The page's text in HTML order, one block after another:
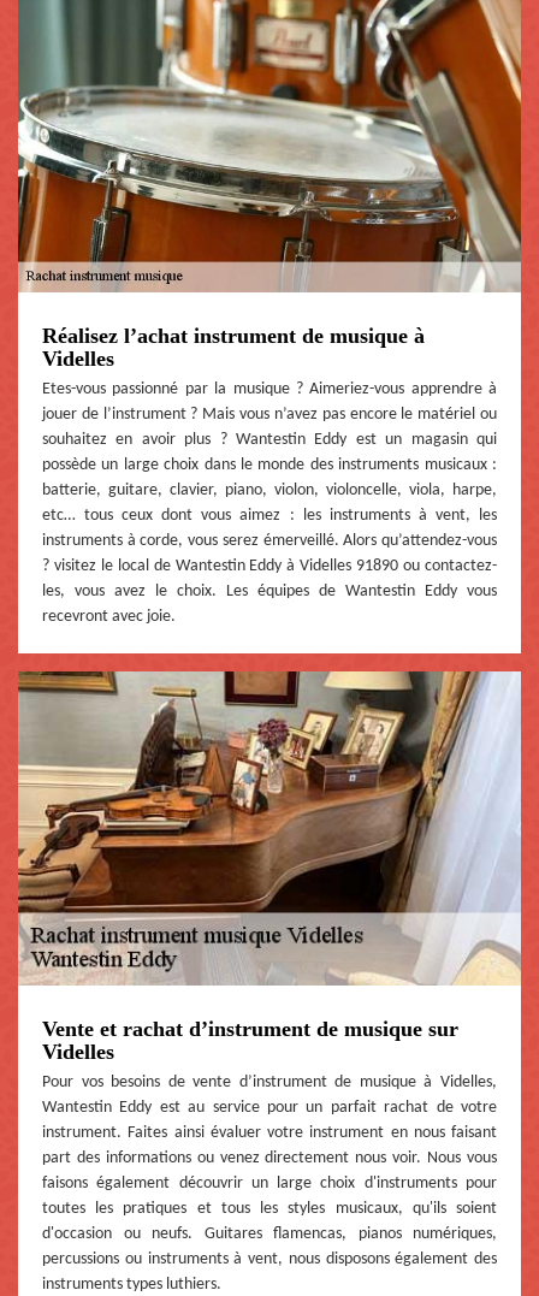
Réalisez l’achat instrument de musique à
Videlles
Etes-vous passionné par la musique ? Aimeriez-vous apprendre à
jouer de l’instrument ? Mais vous n’avez pas encore le matériel ou
souhaitez en avoir plus ? Wantestin Eddy est un magasin qui
possède un large choix dans le monde des instruments musicaux :
batterie, guitare, clavier, piano, violon, violoncelle, viola, harpe,
etc… tous ceux dont vous aimez : les instruments à vent, les
instruments à corde, vous serez émerveillé. Alors qu’attendez-vous
? visitez le local de Wantestin Eddy à Videlles 91890 ou contactez-
les, vous avez le choix. Les équipes de Wantestin Eddy vous
recevront avec joie.
Vente et rachat d’instrument de musique sur
Videlles
Pour vos besoins de vente d’instrument de musique à Videlles,
Wantestin Eddy est au service pour un parfait rachat de votre
instrument. Faites ainsi évaluer votre instrument en nous faisant
part des informations ou venez directement nous voir. Nous vous
faisons également découvrir un large choix d'instruments pour
toutes les pratiques et tous les styles musicaux, qu'ils soient
d'occasion ou neufs. Guitares flamencas, pianos numériques,
percussions ou instruments à vent, nous disposons également des
instruments types luthiers.